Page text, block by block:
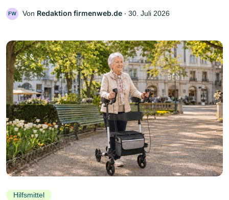
FW Von Redaktion firmenweb.de ‧ 30. Juli 2026
Hilfsmittel